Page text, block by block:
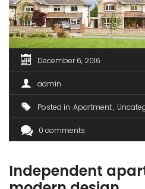
December 6, 2016
admin
Posted in Apartment
0 comments
Independent